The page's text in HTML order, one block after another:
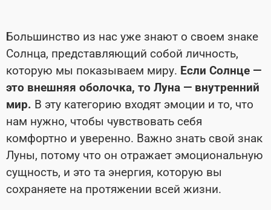
Большинство из нас уже знают о своем знаке
Солнца, представляющий собой личность,
которую мы показываем миру. Если Солнце —
это внешняя оболочка, то Луна — внутренний
мир. В эту категорию входят эмоции и то, что
нам нужно, чтобы чувствовать себя
комфортно и уверенно. Важно знать свой знак
Луны, потому что он отражает эмоциональную
сущность, и это та энергия, которую вы
сохраняете на протяжении всей жизни.